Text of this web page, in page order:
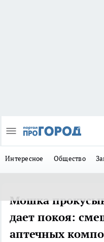
Интересное Общество
Мошка
дает покоя:
аптечных